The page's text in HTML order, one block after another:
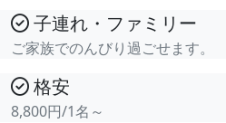
子連れ・ファミリー
ご家族でのんびり過ごせます。
格安
8,800円/1名～